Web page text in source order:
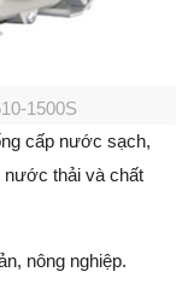
1500S
cấp nước sạch,
thải và chất
nông nghiệp.